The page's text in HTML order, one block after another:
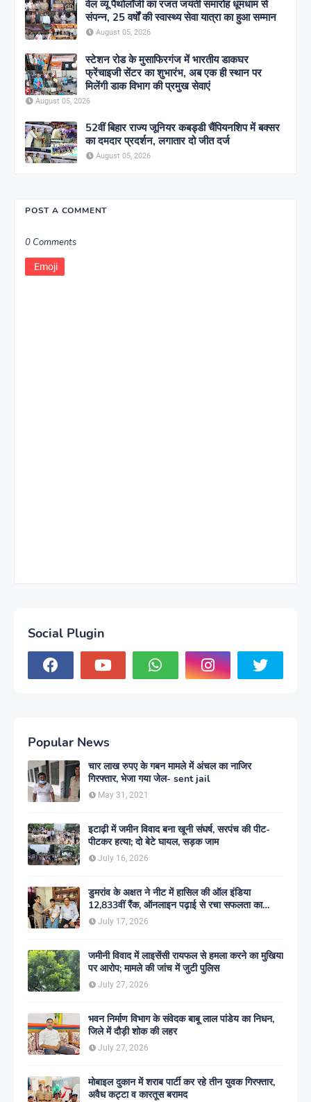
वेल व्यू पैथोलॉजी का रजत जयंती समारोह धूमधाम से
संपन्न, 25 वर्षों की स्वास्थ्य सेवा यात्रा का हुआ सम्मान
August 05, 2026
स्टेशन रोड के मुसाफिरगंज में भारतीय डाकघर
फ्रेंचाइजी सेंटर का शुभारंभ, अब एक ही स्थान पर
मिलेंगी डाक विभाग की प्रमुख सेवाएं
August 05, 2026
52वीं बिहार राज्य जूनियर कबड्डी चैंपियनशिप में बक्सर
का दमदार प्रदर्शन, लगातार दो जीत दर्ज
August 05, 2026
POST A COMMENT
0 Comments
Emoji
Social Plugin
Popular News
चार लाख रुपए के गबन मामले में अंचल का नाजिर
गिरफ्तार, भेजा गया जेल- sent jail
May 31, 2021
इटाढ़ी में जमीन विवाद बना खूनी संघर्ष, सरपंच की पीट-
पीटकर हत्या; दो बेटे घायल, सड़क जाम
July 16, 2026
डुमरांव के अक्षत ने नीट में हासिल की ऑल इंडिया
12,833वीं रैंक, ऑनलाइन पढ़ाई से रचा सफलता का
इतिहास
July 17, 2026
जमीनी विवाद में लाइसेंसी रायफल से हमला करने का मुखिया
पर आरोप; मामले की जांच में जुटी पुलिस
July 27, 2026
भवन निर्माण विभाग के संवेदक बाबू लाल पांडेय का निधन,
जिले में दौड़ी शोक की लहर
July 27, 2026
मोबाइल दुकान में शराब पार्टी कर रहे तीन युवक गिरफ्तार,
अवैध कट्टा व कारतूस बरामद